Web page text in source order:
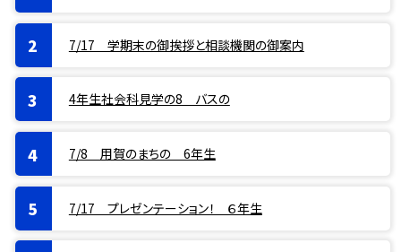
7/17 学期末の御挨拶と相談機関の御案内
4年生社会科見学の8 バスの
7/8 用賀のまちの 6年生
7/17 プレゼンテーション！ ６年生